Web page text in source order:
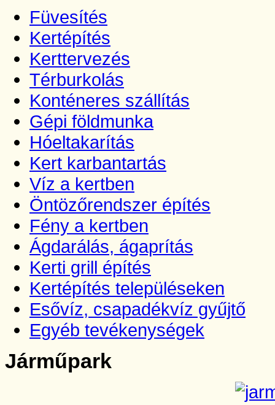
Füvesítés
Kertépítés
Kerttervezés
Térburkolás
Konténeres szállítás
Gépi földmunka
Hóeltakarítás
Kert karbantartás
Víz a kertben
Öntözőrendszer építés
Fény a kertben
Ágdarálás, ágaprítás
Kerti grill építés
Kertépítés településeken
Esővíz, csapadékvíz gyűjtő
Egyéb tevékenységek
Járműpark